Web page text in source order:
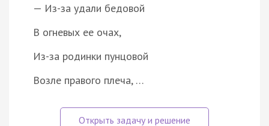
— Из-за удали бедовой
В огневых ее очах,
Из-за родинки пунцовой
Возле правого плеча, …